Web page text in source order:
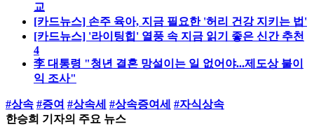
교
[카드뉴스] 손주 육아, 지금 필요한 '허리 건강 지키는 법'
[카드뉴스] '라이팅힙' 열풍 속 지금 읽기 좋은 신간 추천
4
李 대통령 "청년 결혼 망설이는 일 없어야...제도상 불이
익 조사"
#상속 #증여 #상속세 #상속증여세 #자식상속
한승희 기자의 주요 뉴스